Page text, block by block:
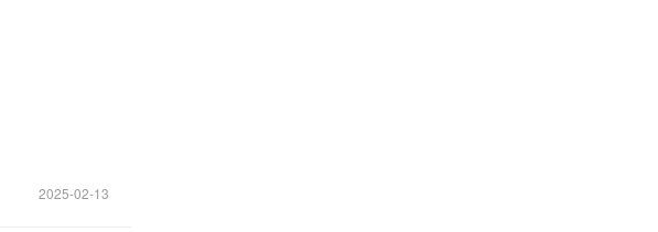
2025-02-13